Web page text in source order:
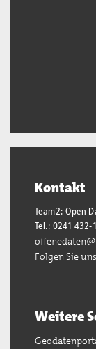
Kontakt
Team2: Open
Tel.: 0241
Folgen Sie
Weitere